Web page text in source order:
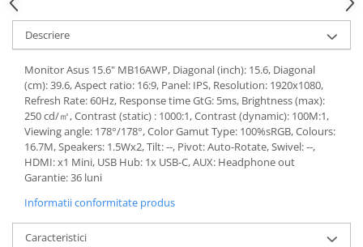
Descriere
Monitor Asus 15.6" MB16AWP, Diagonal (inch): 15.6, Diagonal
(cm): 39.6, Aspect ratio: 16:9, Panel: IPS, Resolution: 1920x1080,
Refresh Rate: 60Hz, Response time GtG: 5ms, Brightness (max):
250 cd/㎡, Contrast (static) : 1000:1, Contrast (dynamic): 100M:1,
Viewing angle: 178°/178°, Color Gamut Type: 100%sRGB, Colours:
16.7M, Speakers: 1.5Wx2, Tilt: --, Pivot: Auto-Rotate, Swivel: --,
HDMI: x1 Mini, USB Hub: 1x USB-C, AUX: Headphone out
Garantie: 36 luni
Informatii conformitate produs
Caracteristici